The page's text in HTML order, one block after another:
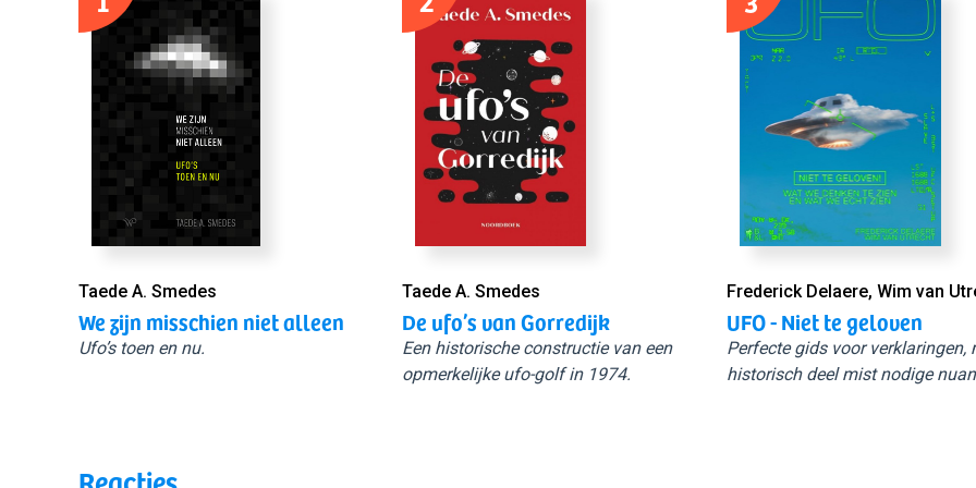
Taede A. Smedes
We zijn misschien niet alleen
Ufo’s toen en nu.
Taede A. Smedes
De ufo’s van Gorredijk
Een historische constructie van een
opmerkelijke ufo-golf in 1974.
Frederick Delaere, Wim van
UFO - Niet te geloven
Perfecte gids voor verklaringen,
historisch deel mist nodige